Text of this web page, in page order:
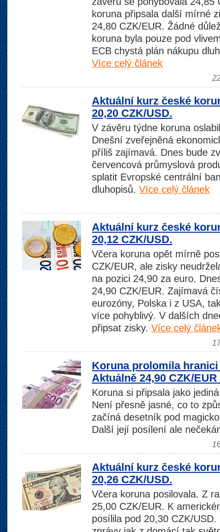
koruna připsala další mírné
24,80 CZK/EUR. Žádné
koruna byla pouze pod
ECB chystá plán nákupu
Více celý článek
Aktuální kurz české
20,20 CZK/USD.
V závěru týdne koruna
Dnešní zveřejněná
příliš zajímavá. Dnes bude
červencová průmyslová
splatit Evropské centrální
dluhopisů. Více celý článek
Aktuální kurz české
20,12 CZK/USD.
Včera koruna opět mírně
CZK/EUR, ale zisky
na pozici 24,90 za euro.
24,90 CZK/EUR. Zajímavá
eurozóny, Polska i z USA,
více pohyblivý. V dalších
připsat zisky. Více celý
Koruna prolomila hranici
Aktuálně 24,90 CZK/
Koruna si připsala jako
Není přesně jasné, co to
začíná desetník pod
Další její posílení ale
Aktuální kurz české
20,26 CZK/USD.
Včera koruna posilovala. Z
25,00 CZK/EUR. K
posílila pod 20,30 CZK/